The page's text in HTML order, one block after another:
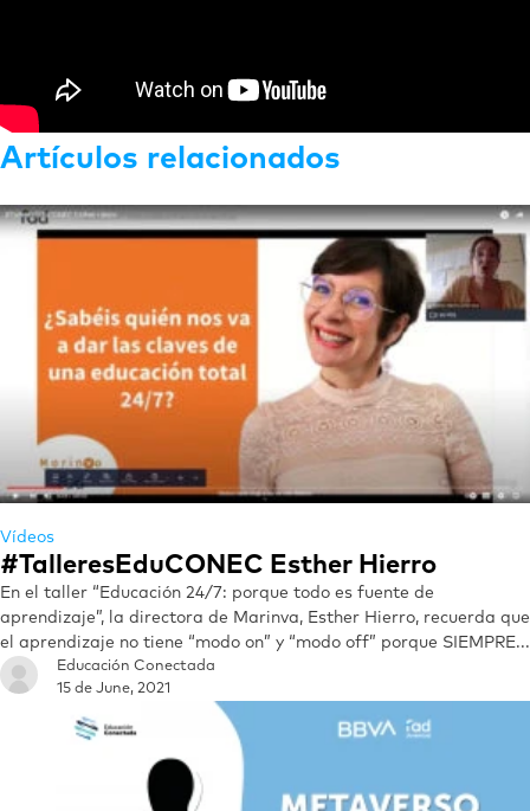
Artículos relacionados
Vídeos
#TalleresEduCONEC Esther Hierro
En el taller “Educación 24/7: porque todo es fuente de
aprendizaje”, la directora de Marinva, Esther Hierro, recuerda que
el aprendizaje no tiene “modo on” y “modo off” porque SIEMPRE...
Educación Conectada
15 de June, 2021